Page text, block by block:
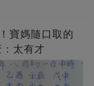
寶媽隨口取的
：太有才